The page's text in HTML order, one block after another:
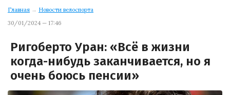
Главная → Новости велоспорта
30/01/2024 — 17:46
Ригоберто Уран: «Всё в жизни
когда-нибудь заканчивается, но я
очень боюсь пенсии»